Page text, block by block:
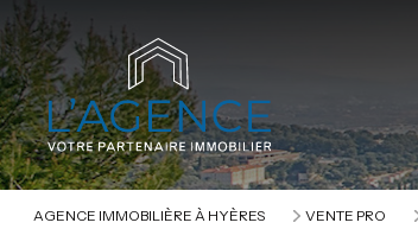
AGENCE IMMOBILIÈRE À HYÈRES VENTE PRO